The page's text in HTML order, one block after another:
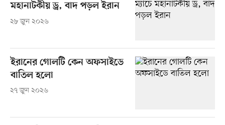
মহানাটকীয় ড্র, বাদ পড়ল ইরান
২৮ জুন ২০২৬
ইরানের গোলটি কেন অফসাইডে
বাতিল হলো
২৭ জুন ২০২৬